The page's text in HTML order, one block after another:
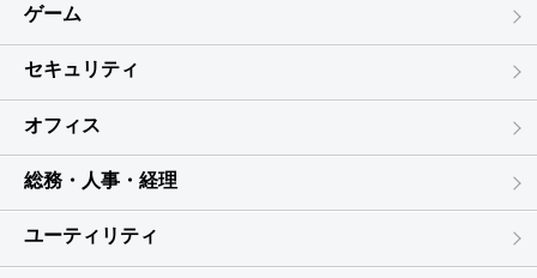
ゲーム
セキュリティ
オフィス
総務・人事・経理
ユーティリティ